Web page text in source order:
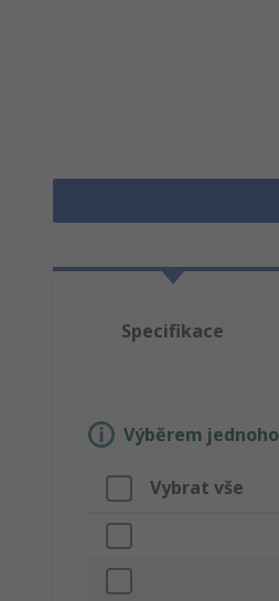
Specifikace
Výběrem
Vybrat vše